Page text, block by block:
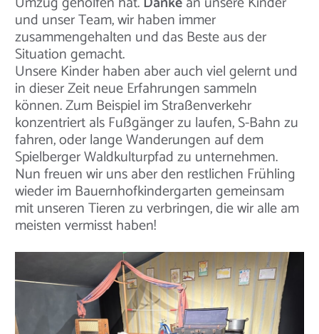
und unser Team, wir haben immer
zusammengehalten und das Beste aus der
Situation gemacht.
Unsere Kinder haben aber auch viel gelernt und
in dieser Zeit neue Erfahrungen sammeln
können. Zum Beispiel im Straßenverkehr
konzentriert als Fußgänger zu laufen, S-Bahn zu
fahren, oder lange Wanderungen auf dem
Spielberger Waldkulturpfad zu unternehmen.
Nun freuen wir uns aber den restlichen Frühling
wieder im Bauernhofkindergarten gemeinsam
mit unseren Tieren zu verbringen, die wir alle am
meisten vermisst haben!